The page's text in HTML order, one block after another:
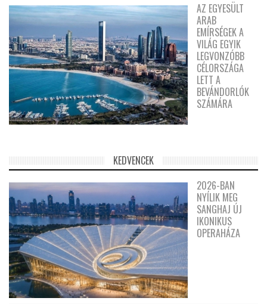
AZ EGYESÜLT
ARAB
EMÍRSÉGEK A
VILÁG EGYIK
LEGVONZÓBB
CÉLORSZÁGA
LETT A
BEVÁNDORLÓK
SZÁMÁRA
KEDVENCEK
2026-BAN
NYÍLIK MEG
SANGHAJ ÚJ
IKONIKUS
OPERAHÁZA